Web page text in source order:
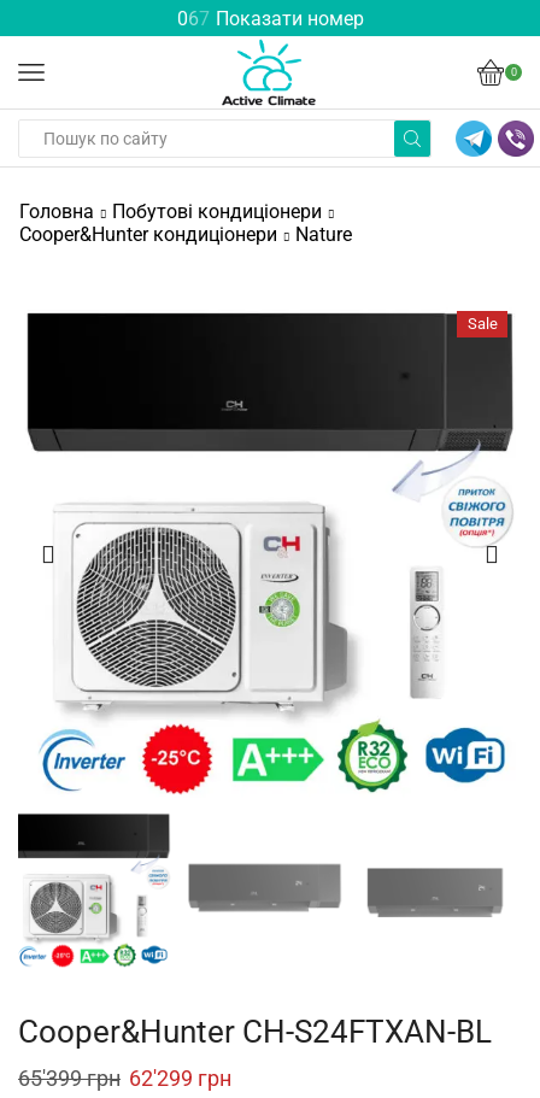
067 Показати номер
0
Головна
Побутові кондиціонери
Cooper&Hunter кондиціонери
Nature
Sale
Cooper&Hunter CH-S24FTXAN-BL
65'399грн Original
62'299 грн